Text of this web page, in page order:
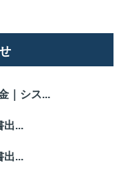
｜シス...
出...
出...